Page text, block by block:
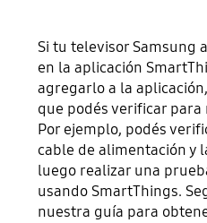
Si tu televisor Samsung
en la aplicación
agregarlo a la
que podés verificar
Por ejemplo, podés
cable de alimentación y
luego realizar una
usando SmartThings.
nuestra guía para